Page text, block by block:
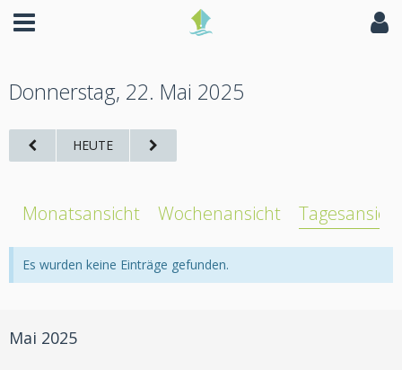
Donnerstag, 22. Mai 2025
HEUTE
Monatsansicht Wochenansicht Tagesansicht
Es wurden keine Einträge gefunden.
Mai 2025